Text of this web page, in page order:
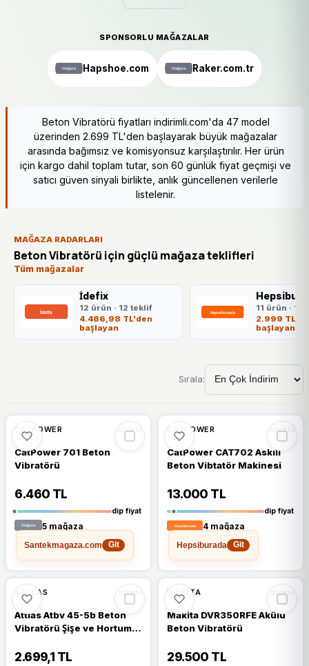
SPONSORLU MAĞAZALAR
Hapshoe.com Raker.com.tr
Beton Vibratörü fiyatları indirimli.com'da 47 model
üzerinden 2.699 TL'den başlayarak büyük mağazalar
arasında bağımsız ve komisyonsuz karşılaştırılır. Her ürün
için kargo dahil toplam tutar, son 60 günlük fiyat geçmişi ve
satıcı güven sinyali birlikte, anlık güncellenen verilerle
listelenir.
MAĞAZA RADARLARI
Beton Vibratörü için güçlü mağaza teklifleri
Tüm mağazalar
İdefix
12 ürün · 12 teklif
4.486,98 TL'den
başlayan
11 ürün · 11
2.999
başlayan
Sırala:
%62 %62 DÜŞTÜ
CATPOWER stokta
CatPower 701 Beton
Vibratörü
6.460 TL
dip fiyat
5 mağaza
Santekmagaza.com
Git
%43 %43 DÜŞTÜ
CATPOWER stokta
CatPower CAT702 Askılı
Beton Vibtatör Makinesi
13.000 TL
dip fiyat
4 mağaza
Hepsiburada
Git
%40 DÜŞTÜ
ATTLAS stokta
Attlas Atbv 45-5b Beton
Vibratörü Şişe ve Hortum
2.699,1 TL
%22 DÜŞTÜ
MAKITA stokta
Makita DVR350RFE Akülü
Beton Vibratörü
29.500 TL